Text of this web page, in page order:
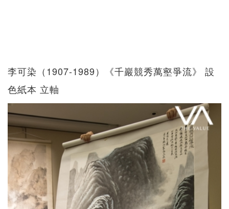
李可染（1907-1989）《千巖競秀萬壑爭流》 設
色紙本 立軸